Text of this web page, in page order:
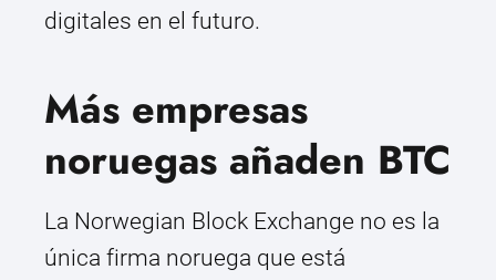
digitales en el futuro.
Más empresas
noruegas añaden BTC
La Norwegian Block Exchange no es la
única firma noruega que está